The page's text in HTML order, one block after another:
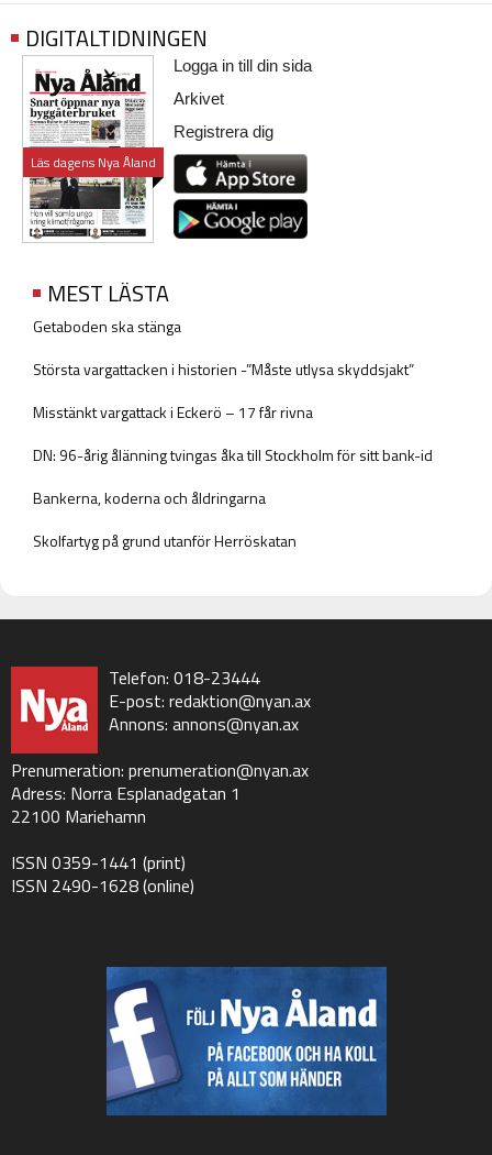
DIGITALTIDNINGEN
Läs dagens Nya Åland
Logga in till din sida
Arkivet
Registrera dig
MEST LÄSTA
Getaboden ska stänga
Största vargattacken i historien -”Måste utlysa skyddsjakt”
Misstänkt vargattack i Eckerö – 17 får rivna
DN: 96-årig ålänning tvingas åka till Stockholm för sitt bank-id
Bankerna, koderna och åldringarna
Skolfartyg på grund utanför Herröskatan
Telefon: 018-23444
E-post: redaktion@nyan.ax
Annons: annons@nyan.ax
Prenumeration: prenumeration@nyan.ax
Adress: Norra Esplanadgatan 1
22100 Mariehamn
ISSN 0359-1441 (print)
ISSN 2490-1628 (online)